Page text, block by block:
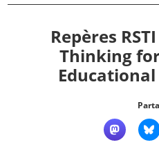
Repères
Thinking